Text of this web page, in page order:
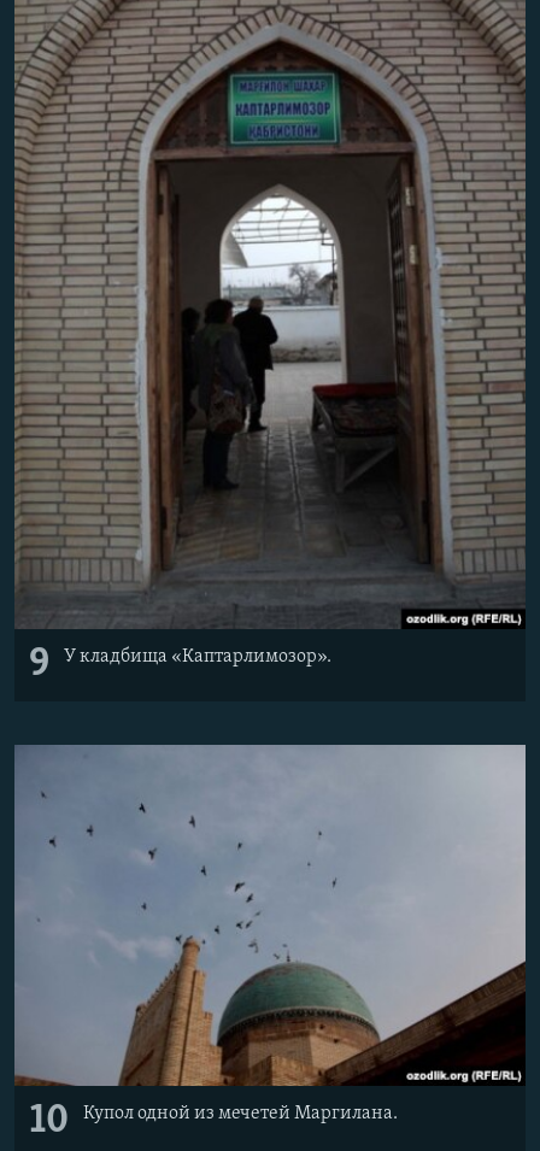
9 У кладбища «Каптарлимозор».
10 Купол одной из мечетей Маргилана.